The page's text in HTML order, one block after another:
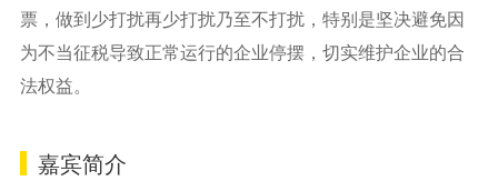
票，做到少打扰再少打扰乃至不打扰，特别是坚决避免因
为不当征税导致正常运行的企业停摆，切实维护企业的合
法权益。
嘉宾简介